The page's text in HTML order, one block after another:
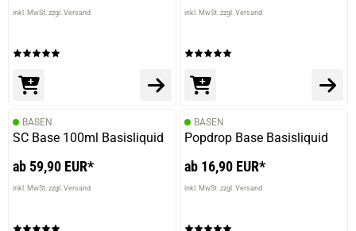
inkl. MwSt. zzgl. Versand inkl. MwSt. zzgl. Versand
BASEN
SC Base 100ml Basisliquid
ab 59,90 EUR*
inkl. MwSt. zzgl. Versand
BASEN
Popdrop Base Basisliquid
ab 16,90 EUR*
inkl. MwSt. zzgl. Versand